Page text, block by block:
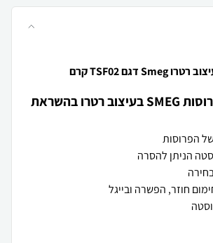
מצנם קופץ 4 פרוסות SMEG בעיצוב רטרו בהשראת
הפרוסות
הניתן להסרה